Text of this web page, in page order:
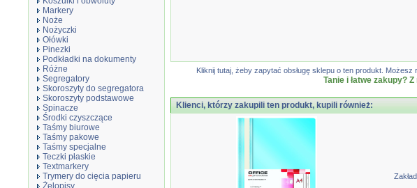
Markery
Noże
Nożyczki
Ołówki
Pinezki
Podkładki na dokumenty
Różne
Segregatory
Skoroszyty do segregatora
Skoroszyty podstawowe
Spinacze
Środki czyszczące
Taśmy biurowe
Taśmy pakowe
Taśmy specjalne
Teczki płaskie
Textmarkery
Trymery do cięcia papieru
Żelopisy
Kliknij tutaj, żeby zapytać obsługę sklepu o ten produkt.
Tanie i łatwe zakupy?
Klienci, którzy zakupili ten produkt, kupili również: